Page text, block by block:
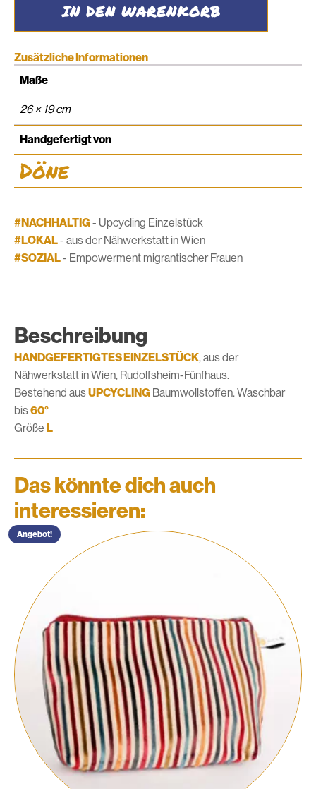
Kosmetiktasche
#12
IN DEN WARENKORB
Zusätzliche Informationen
Maße
26 × 19 cm
Handgefertigt von
Döne
#NACHHALTIG- Upcycling Einzelstück
#LOKAL- aus der Nähwerkstatt in Wien
#SOZIAL- Empowerment migrantischer Frauen
Beschreibung
HANDGEFERTIGTES EINZELSTÜCK, aus der
Nähwerkstatt in Wien, Rudolfsheim-Fünfhaus.
Bestehend ausUPCYCLING Baumwollstoffen. Waschbar
bis60°
Größe L
Das könnte dich auch
interessieren:
Angebot!